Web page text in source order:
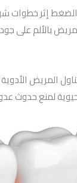
إثر خطوات
بالألم على
المريض
لمنع حدوث